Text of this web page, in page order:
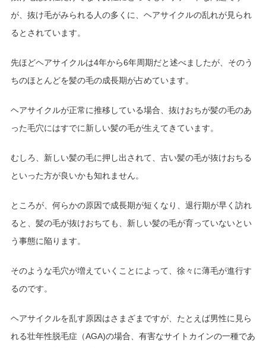
が、抜け毛がみられる人の多くに、ヘアサイクルの乱れが見られ
るとされています。
先ほどヘアサイクルは4年から6年周期だと述べましたが、そのう
ちのほとんどを髪の毛の成長期が占めています。
ヘアサイクルが正常に推移している場合、抜けおちが髪の毛のあ
った毛穴にはすでに新しい髪の毛が生えてきています。
むしろ、新しい髪の毛に押し出されて、古い髪の毛が抜けおちる
といった方が良いかも知れません。
ところが、何らかの原因で成長期が短くなり、退行期が早く訪れ
ると、髪の毛が抜けおちても、新しい髪の毛が育っていないとい
う事態に陥ります。
そのような毛穴が増えていくことによって、徐々に薄毛が進行す
るのです。
ヘアサイクルを乱す原因はさまざまですが、たとえば男性に見ら
れる壮年性脱毛症（AGA)の場合、有害なサイトカインの一種であ